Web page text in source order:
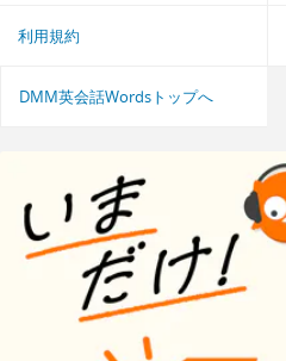
利用規約
DMM英会話Wordsトップへ